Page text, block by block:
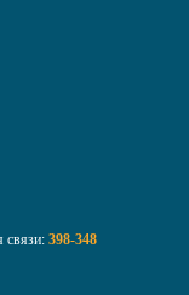
связи:398-348